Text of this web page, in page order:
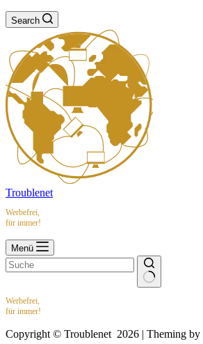
Search
Troublenet
Werbefrei,
für immer!
Menü
Werbefrei,
für immer!
Copyright © Troublenet 2026 | Theming by